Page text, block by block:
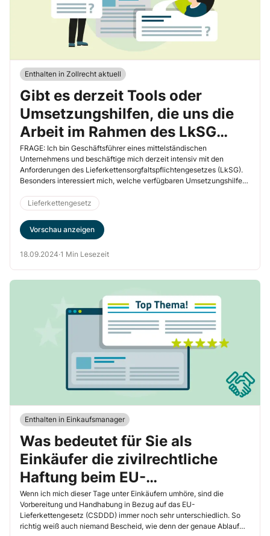
Enthalten in Zollrecht aktuell
Gibt es derzeit Tools oder
Umsetzungshilfen, die uns die
Arbeit im Rahmen des LkSG
erleichtern?
FRAGE: Ich bin Geschäftsführer eines mittelständischen
Unternehmens und beschäftige mich derzeit intensiv mit den
Anforderungen des Lieferkettensorgfaltspflichtengesetzes (LkSG).
Besonders interessiert mich, welche verfügbaren Umsetzungshilfen
Lieferkettengesetz
Vorschau anzeigen
18.09.2024·1 Min Lesezeit
Enthalten in Einkaufsmanager
Was bedeutet für Sie als
Einkäufer die zivilrechtliche
Haftung beim EU-
Lieferkettengesetz?
Wenn ich mich dieser Tage unter Einkäufern umhöre, sind die
Vorbereitung und Handhabung in Bezug auf das EU-
Lieferkettengesetz (CSDDD) immer noch sehr unterschiedlich. So
richtig weiß auch niemand Bescheid, wie denn der genaue Ablauf